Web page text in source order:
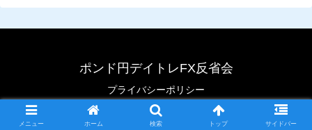
ポンド円デイトレFX反省会
プライバシーポリシー
© 2020 ポンド円デイトレFX反省会.
メニュー ホーム 検索 トップ サイドバー